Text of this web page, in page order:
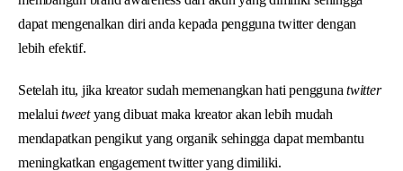
dapat mengenalkan diri anda kepada pengguna twitter dengan
lebih efektif.
Setelah itu, jika kreator sudah memenangkan hati pengguna twitter
melaluitweetyang dibuat maka kreator akan lebih mudah
mendapatkan pengikut yang organik sehingga dapat membantu
meningkatkan engagement twitter yang dimiliki.